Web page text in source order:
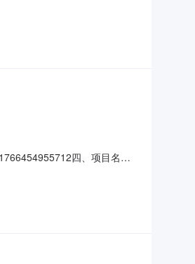
务要求
四、项目名
梯规格型号（或服